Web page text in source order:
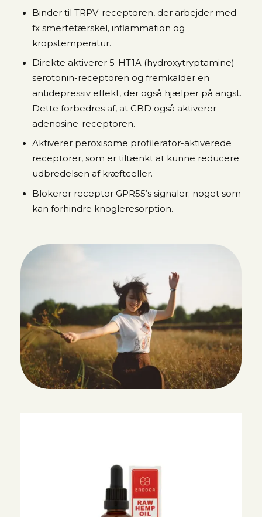
Binder til TRPV-receptoren, der arbejder med
fx smertetærskel, inflammation og
kropstemperatur.
Direkte aktiverer 5-HT1A (hydroxytryptamine)
serotonin-receptoren og fremkalder en
antidepressiv effekt, der også hjælper på angst.
Dette forbedres af, at CBD også aktiverer
adenosine-receptoren.
Aktiverer peroxisome profilerator-aktiverede
receptorer, som er tiltænkt at kunne reducere
udbredelsen af kræftceller.
Blokerer receptor GPR55’s signaler; noget som
kan forhindre knogleresorption.